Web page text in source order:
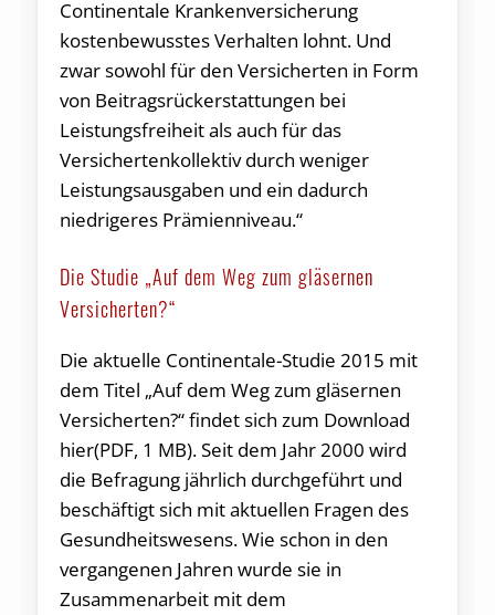
Continentale Krankenversicherung
kostenbewusstes Verhalten lohnt. Und
zwar sowohl für den Versicherten in Form
von Beitragsrückerstattungen bei
Leistungsfreiheit als auch für das
Versichertenkollektiv durch weniger
Leistungsausgaben und ein dadurch
niedrigeres Prämienniveau.“
Die Studie „Auf dem Weg zum gläsernen
Versicherten?“
Die aktuelle Continentale-Studie 2015 mit
dem Titel „Auf dem Weg zum gläsernen
Versicherten?“ findet sich zum Download
hier(PDF, 1 MB). Seit dem Jahr 2000 wird
die Befragung jährlich durchgeführt und
beschäftigt sich mit aktuellen Fragen des
Gesundheitswesens. Wie schon in den
vergangenen Jahren wurde sie in
Zusammenarbeit mit dem